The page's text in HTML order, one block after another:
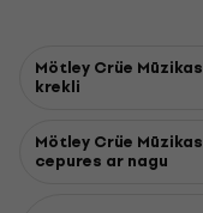
The band has sold
platinum
Their legacy
Love, Shout at the
periods of lineup
Mötley Crüe
krekli
Mötley Crüe Mūzikas
cepures ar nagu